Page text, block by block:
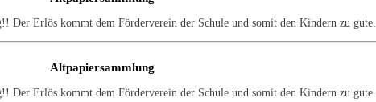
Der Erlös kommt dem Förderverein der Schule und somit den Kindern zu gute.
Altpapiersammlung
Der Erlös kommt dem Förderverein der Schule und somit den Kindern zu gute.